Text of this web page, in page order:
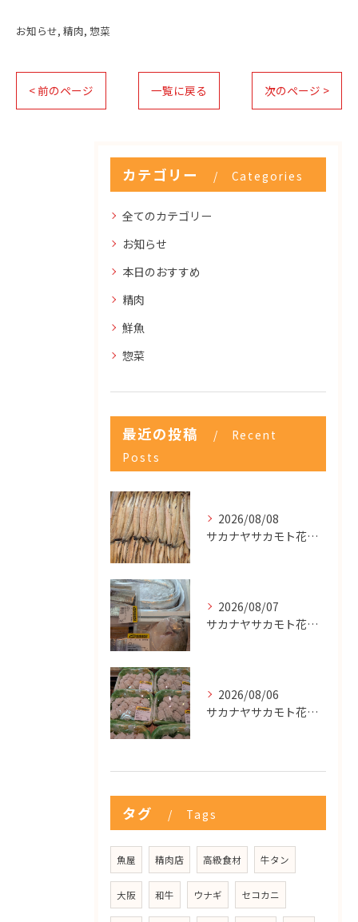
お知らせ 精肉 惣菜
< 前のページ 一覧に戻る 次のページ >
カテゴリー Categories
全てのカテゴリー
お知らせ
本日のおすすめ
精肉
鮮魚
惣菜
最近の投稿
Recent
Posts
2026/08/08
サカナヤサカモト花園店
2026/08/07
サカナヤサカモト花園店
2026/08/06
サカナヤサカモト花園店
タグ Tags
魚屋 精肉店 高級食材 牛タン
大阪 和牛 ウナギ セコカニ